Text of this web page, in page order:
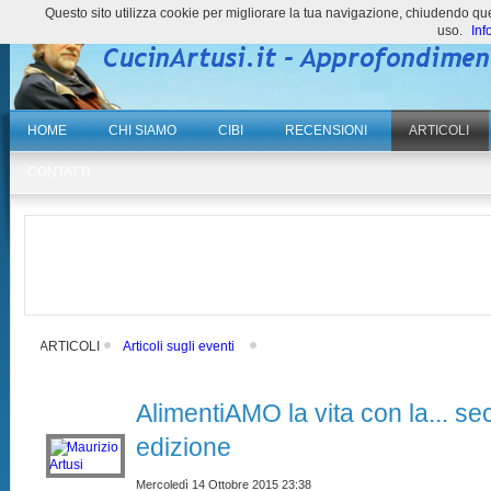
HOME CHI SIAMO CIBI RECENSIONI ARTICOLI
ARTICOLI Articoli sugli eventi
AlimentiAMO la vita con la...
edizione
Mercoledì 14 Ottobre 2015 23:38
Questo sito utilizza cookie per migliorare la tua navigazione, chiudendo
uso.